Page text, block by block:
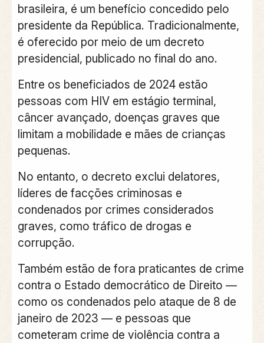
brasileira, é um benefício concedido pelo
presidente da República. Tradicionalmente,
é oferecido por meio de um decreto
presidencial, publicado no final do ano.
Entre os beneficiados de 2024 estão
pessoas com HIV em estágio terminal,
câncer avançado, doenças graves que
limitam a mobilidade e mães de crianças
pequenas.
No entanto, o decreto exclui delatores,
líderes de facções criminosas e
condenados por crimes considerados
graves, como tráfico de drogas e
corrupção.
Também estão de fora praticantes de crime
contra o Estado democrático de Direito —
como os condenados pelo ataque de 8 de
janeiro de 2023 — e pessoas que
cometeram crime de violência contra a